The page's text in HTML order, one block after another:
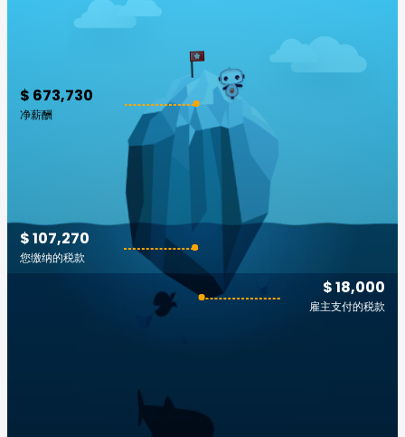
$ 673,730
净薪酬
$ 18,000
雇主支付的税款
$ 107,270
您缴纳的税款